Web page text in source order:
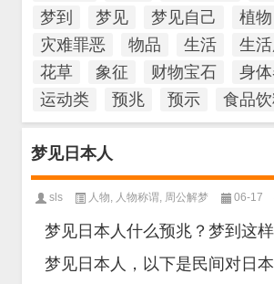
梦到
梦见 梦见自己 植物
灾难罪恶
物品 生活 生
花草
象征 财物宝石
身
运动类
预兆 预示 食品
梦见日本人
sls 人物, 人物称谓, 周公解梦 06-17
梦见日本人什么预兆？梦到这
梦见日本人，以下是民间对日